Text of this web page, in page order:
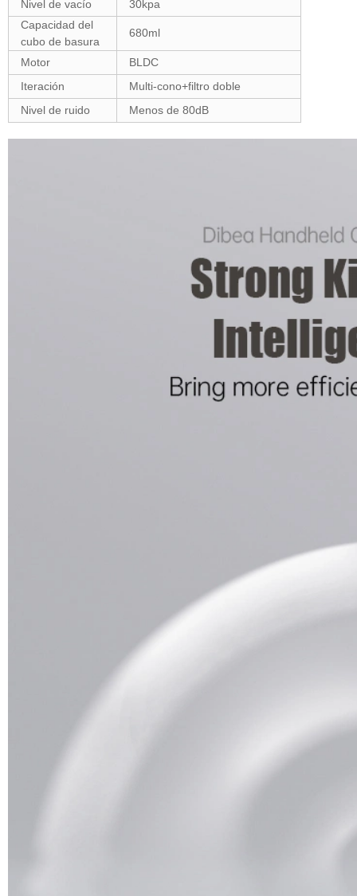
Nivel de vacío
30kpa
Capacidad del
cubo de basura
680ml
Motor
BLDC
Iteración
Multi-cono+filtro doble
Nivel de ruido
Menos de 80dB